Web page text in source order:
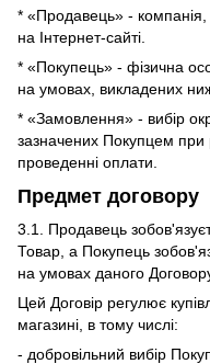
* «Продавець» - компанія,
на Інтернет-сайті.
* «Покупець» - фізична
на умовах, викладених
* «Замовлення» - вибір
зазначених Покупцем при
проведенні оплати.
Предмет договору
3.1. Продавець
Товар, а Покупець
на умовах даного
Цей Договір регулює
магазині, в тому числі:
- добровільний вибір